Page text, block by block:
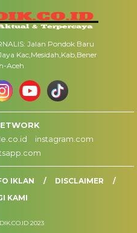
Jalan Pondok Baru
Kac,Mesidah,Kab,Bener
Aceh
instagram.com
IKLAN
DISCLAIMER
KAMI
2023